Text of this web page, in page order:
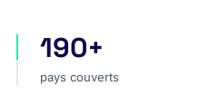
pays couverts
190+
pays couverts